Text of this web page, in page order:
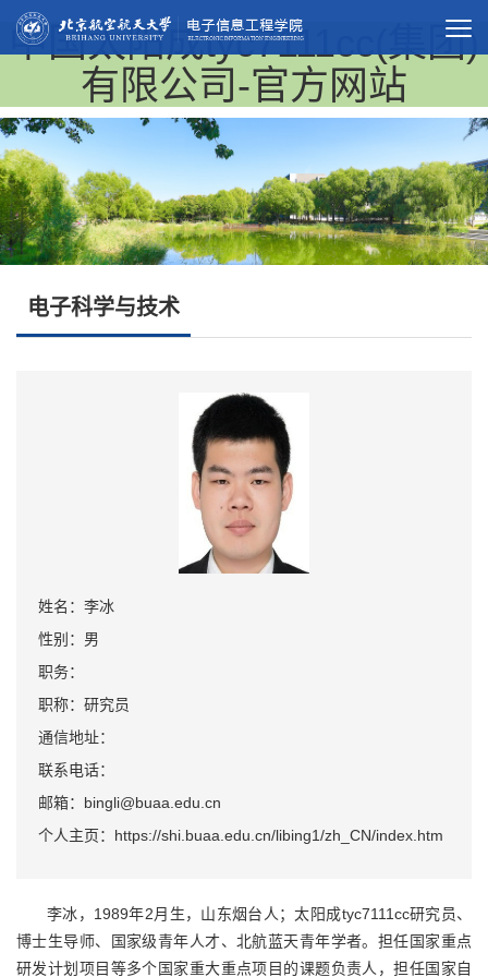
中国太阳成tyc7111cc(集团)
有限公司-官方网站
电子科学与技术
姓名：李冰
性别：男
职务：
职称：研究员
通信地址：
联系电话：
邮箱：bingli@buaa.edu.cn
个人主页：https://shi.buaa.edu.cn/libing1/zh_CN/index.htm
李冰，1989年2月生，山东烟台人；太阳成tyc7111cc研究员、
博士生导师、国家级青年人才、北航蓝天青年学者。担任国家重点
研发计划项目等多个国家重大重点项目的课题负责人，担任国家自